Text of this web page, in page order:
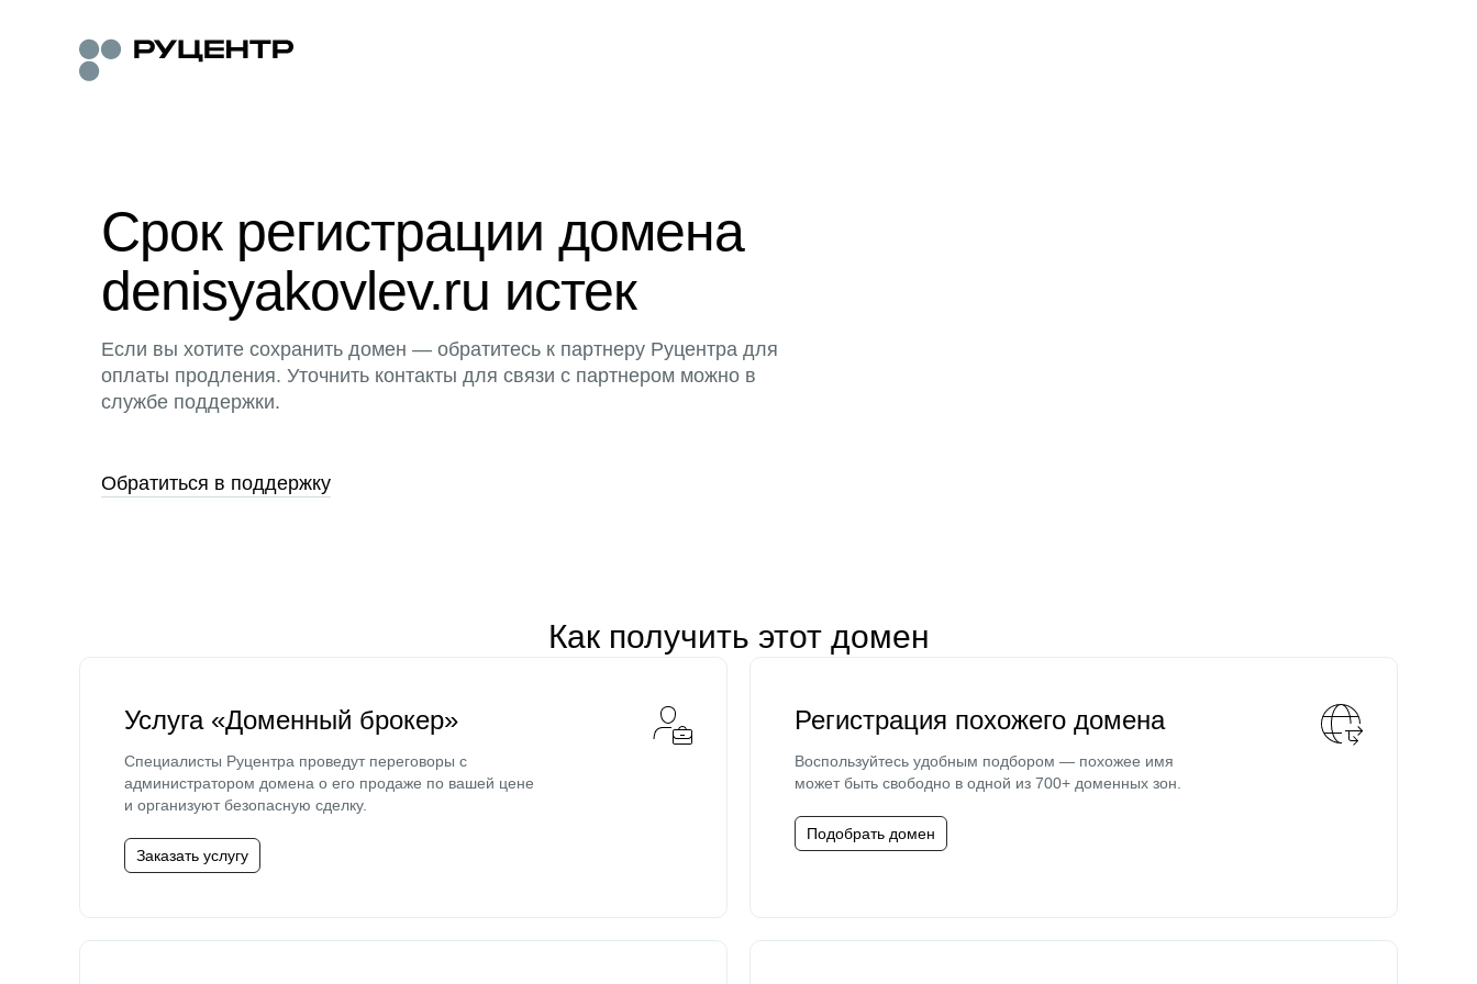
Срок регистрации домена
denisyakovlev.ru истек
Если вы хотите сохранить домен — обратитесь к партнеру Руцентра для
оплаты продления. Уточнить контакты для связи с партнером можно в
службе поддержки.
Обратиться в поддержку
Как получить этот домен
Услуга «Доменный брокер»
Специалисты Руцентра проведут переговоры с
администратором домена о его продаже по вашей цене
и организуют безопасную сделку.
Заказать услугу
Регистрация похожего домена
Воспользуйтесь удобным подбором — похожее имя
может быть свободно в одной из 700+ доменных зон.
Подобрать домен